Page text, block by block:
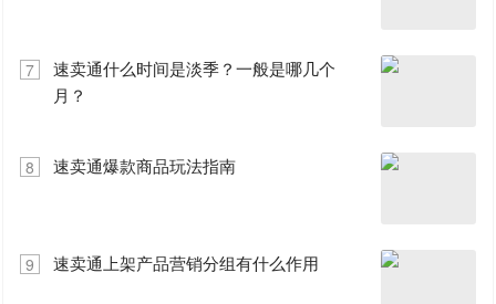
7
速卖通什么时间是淡季？一般是哪几个
月？
8 速卖通爆款商品玩法指南
9 速卖通上架产品营销分组有什么作用